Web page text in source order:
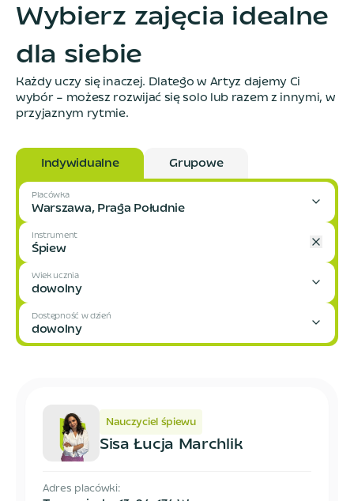
Wybierz zajęcia idealne
dla siebie
Każdy uczy się inaczej. Dlatego w Artyz dajemy Ci
wybór – możesz rozwijać się solo lub razem z innymi, w
przyjaznym rytmie.
Indywidualne Grupowe
Placówka
Warszawa, Praga Południe
Instrument
Śpiew
Wiek ucznia
dowolny
Dostępność w dzień
dowolny
Nauczyciel śpiewu
Sisa Łucja Marchlik
Adres placówki: